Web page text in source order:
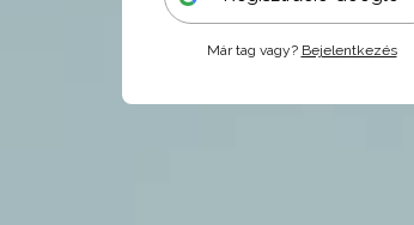
Már tag vagy? Bejelentkezés